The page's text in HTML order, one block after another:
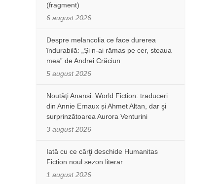
(fragment)
6 august 2026
Despre melancolia ce face durerea
îndurabilă: „Și n-ai rămas pe cer, steaua
mea” de Andrei Crăciun
5 august 2026
Noutăţi Anansi. World Fiction: traduceri
din Annie Ernaux și Ahmet Altan, dar şi
surprinzătoarea Aurora Venturini
3 august 2026
Iată cu ce cărţi deschide Humanitas
Fiction noul sezon literar
1 august 2026